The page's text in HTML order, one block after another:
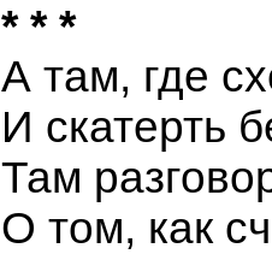
* * *
А там, где
И скатерть
Там
О том, как